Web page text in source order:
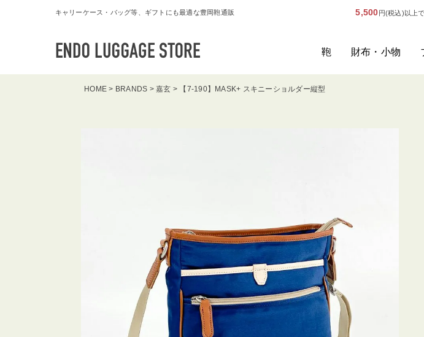
キャリーケース・バッグ等、ギフトにも最適な豊岡鞄通販 5,500円(税込)以上で
鞄 財布・小物
HOME BRANDS 嘉玄 【7-190】MASK+ スキニーショルダー縦型